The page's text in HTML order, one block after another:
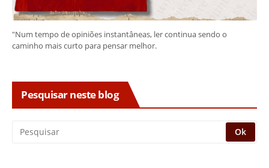
"Num tempo de opiniões instantâneas, ler continua sendo o
caminho mais curto para pensar melhor.
Pesquisar neste blog